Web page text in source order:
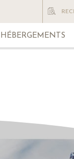
HÉBERGEMENTS